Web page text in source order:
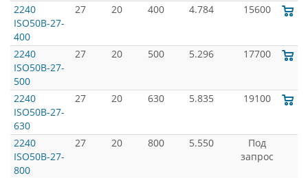
2240
ISO50B-27-
400
27 20 400 4.784 15600
2240
ISO50B-27-
500
27 20 500 5.296 17700
2240
ISO50B-27-
630
27 20 630 5.835 19100
2240
ISO50B-27-
800
27 20 800 5.550
Под
запрос